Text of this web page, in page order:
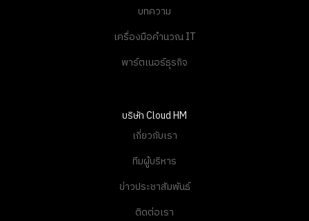
บทความ
เครื่องมือคำนวณ IT
พาร์ตเนอร์ธุรกิจ
บริษัท Cloud HM
เกี่ยวกับเรา
ทีมผู้บริหาร
ข่าวประชาสัมพันธ์
ติดต่อเรา